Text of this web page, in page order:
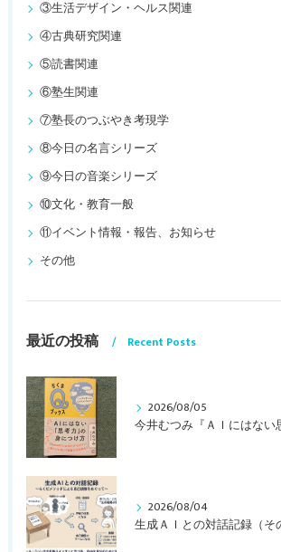
③生活デザイン・ヘルス関連
④古典研究関連
⑤読書関連
⑥塾生関連
⑦塾長のつぶやき考現学
⑧今日の名言シリーズ
⑨今日の音楽シリーズ
⑩文化・教育一般
⑪イベント情報・報告、お知らせ
その他
最近の投稿 Recent Posts
2026/08/05
2026/08/04